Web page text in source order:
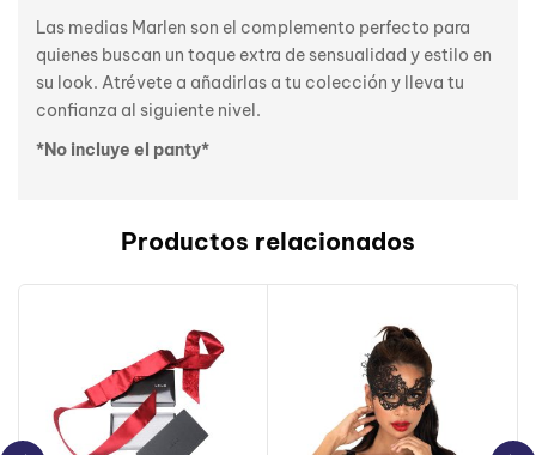
Las medias Marlen son el complemento perfecto para
quienes buscan un toque extra de sensualidad y estilo en
su look. Atrévete a añadirlas a tu colección y lleva tu
confianza al siguiente nivel.
*No incluye el panty*
Productos relacionados